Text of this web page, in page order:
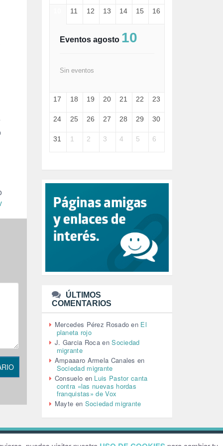
FASCISMO (57)
FILOSOFÍA (6)
GUERRA (133)
I A (2)
INDEPENDENCIA (15)
INTELIGENCIA ARTIFICIAL (1)
JANE GOODDALL (1)
JAZZ (1)
JÓVENES (28)
JUSTICIA (13)
LEÓN XIV (5)
LGTBI (1)
MEMORIA HISTÓRICA (232)
MONARQUÍA (26)
NATURALEZA (1)
PALESTINA (8)
PARTICIPACIÓN CIUDADANA (393)
PAZ (2)
PENSIONES (12)
PEPE MUJICA (2)
PESCADORES (1)
POBREZA (2)
POLÍTICA INTERNACIONAL (367)
POLÍTICA VALENCIA (358)
11 12 13 14 15 16
Eventos agosto 10
Sin eventos
17 18 19 20 21 22 23
24 25 26 27 28 29 30
31 1 2 3 4 5 6
ÚLTIMOS
COMENTARIOS
Mercedes Pérez Rosado en El
planeta rojo
J. Garcia Roca enSociedad
migrante
Ampaaaro Armela Canales en
Sociedad migrante
Consuelo en Luis Pastor canta
contra «las nuevas hordas
franquistas» de Vox
Mayte en Sociedad migrante